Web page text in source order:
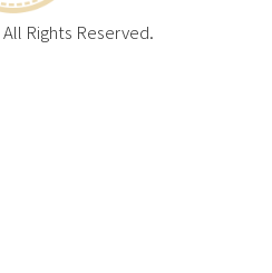
All Rights Reserved.